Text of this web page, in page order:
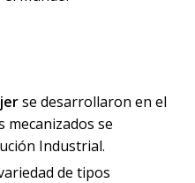
se desarrollaron en el
mecanizados se
Industrial.
de tipos